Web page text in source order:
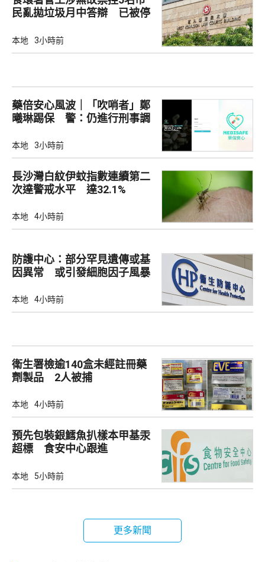
民亂拋垃圾月中答辯 已被停
本地 3小時前
藥倍安心風波｜「吹哨者」鄭
曦琳踢保 警：仍進行刑事調
本地 3小時前
長沙灣白紋伊蚊指數連續第二
次達警戒水平 達32.1%
本地 4小時前
防護中心：部分罕見遺傳或基
因異常 或引發細胞因子風暴
本地 4小時前
衛生署檢逾140盒未經註冊藥
劑製品 2人被捕
本地 4小時前
預先包裝銀鱈魚扒樣本甲基汞
超標 食安中心跟進
本地 5小時前
更多新聞